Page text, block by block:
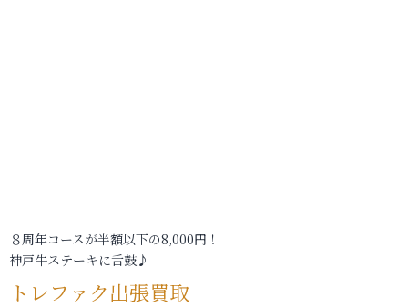
８周年コースが半額以下の8,000円！
神戸牛ステーキに舌鼓♪
トレファク出張買取